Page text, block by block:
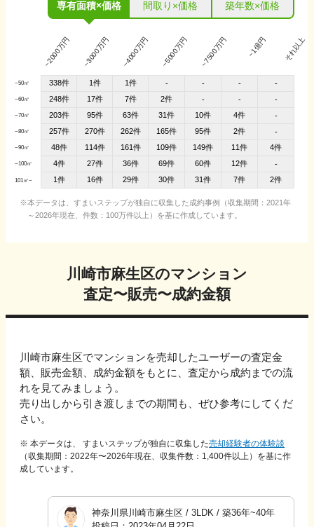
専有面積×価格 間取り×価格 築年数×価格
~50㎡
~60㎡
~70㎡
~80㎡
~90㎡
~100㎡
101㎡~
~2000万円 ~3000万円 ~4000万円 ~5000万円 ~7500万円 ~1億円 それ以上
338件 1件 1件 - - -
-
248件
17件 7件 2件 - -
-
203件
95件 63件 31件 10件 4件
-
257件
270件 262件 165件 95件 2件
-
48件
114件 161件 109件 149件 11件
4件
4件
27件 36件 69件 60件 12件
-
1件
16件 29件 30件 31件 7件 2件
本データは、すまいステップが独自に収集した成約事例（収集期間：2021年
～2026年現在、件数：100万件以上）を基に作成しています。
川崎市麻生区のマンション
査定〜販売〜成約金額
川崎市麻生区でマンションを売却したユーザーの査定金
額、販売金額、成約金額をもとに、 査定から成約までの流
れを見てみましょう。
売り出しから引き渡しまでの期間も、ぜひ参考にしてくだ
さい。
※ 本データは、 すまいステップが独自に収集した売却経験者の体験談
（収集期間：2022年〜2026年現在、収集件数： 1,400件以上）を基に作
成しています。
神奈川県川崎市麻生区 / 3LDK / 築36年~40年